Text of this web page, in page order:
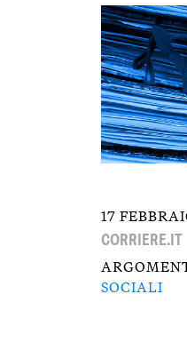
17
CORRIERE.IT
SOCIALI